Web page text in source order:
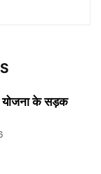
योजना के सड़क